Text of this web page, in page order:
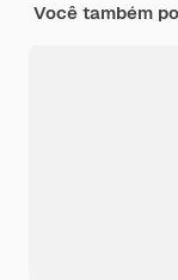
Você também